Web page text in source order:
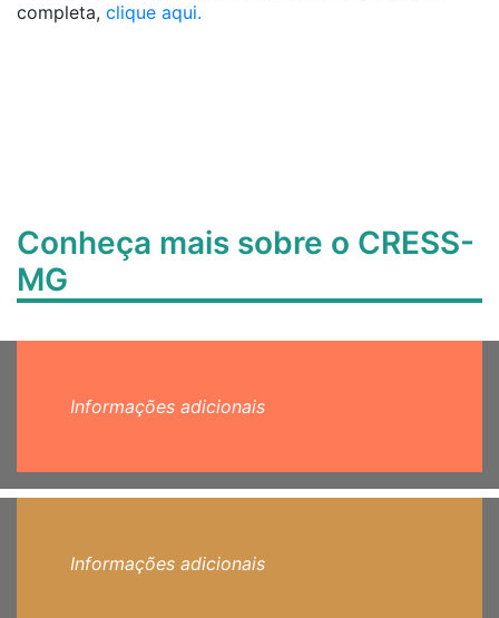
completa, clique aqui.
Conheça mais sobre o CRESS-
MG
Informações adicionais
Informações adicionais